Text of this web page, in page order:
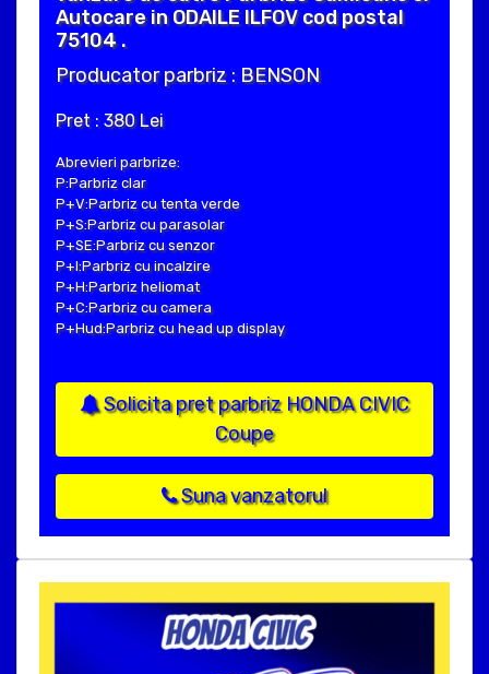
Autocare in ODAILE ILFOV cod postal
75104 .
Producator parbriz : BENSON
Pret : 380 Lei
Abrevieri parbrize:
P:Parbriz clar
P+V:Parbriz cu tenta verde
P+S:Parbriz cu parasolar
P+SE:Parbriz cu senzor
P+I:Parbriz cu incalzire
P+H:Parbriz heliomat
P+C:Parbriz cu camera
P+Hud:Parbriz cu head up display
Solicita pret parbriz HONDA CIVIC
Coupe
Suna vanzatorul